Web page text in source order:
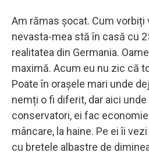
Am rămas șocat. Cum vorbiți
nevasta-mea stă în casă cu
realitatea din Germania.
maximă. Acum eu nu zic că
Poate în orașele mari unde
nemți o fi diferit, dar aici
conservatori, ei fac
mâncare, la haine. Pe ei îi
cu bretele albastre de